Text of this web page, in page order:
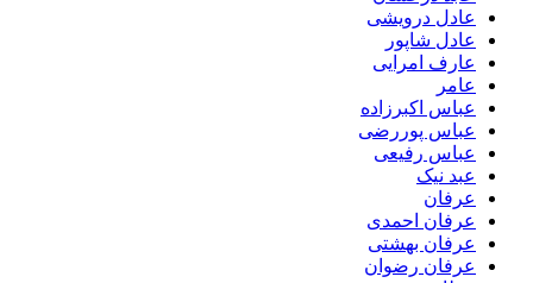
عادل درویشی
عادل شاپور
عارف امرایی
عامر
عباس اکبرزاده
عباس پوررضی
عباس رفیعی
عبد نیک
عرفان
عرفان احمدی
عرفان بهشتی
عرفان رضوان